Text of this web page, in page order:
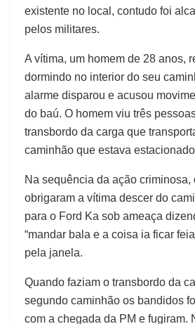
existente no local, contudo foi
pelos militares.
A vítima, um homem de 28 anos,
dormindo no interior do seu
alarme disparou e acusou
do baú. O homem viu três
transbordo da carga que
caminhão que estava
Na sequência da ação criminosa,
obrigaram a vítima descer do
para o Ford Ka sob ameaça
“mandar bala e a coisa ia ficar
pela janela.
Quando faziam o transbordo da
segundo caminhão os bandidos
com a chegada da PM e fugiram.